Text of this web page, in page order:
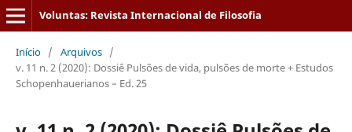
Voluntas: Revista Internacional de Filosofia
Início / Arquivos /
v. 11 n. 2 (2020): Dossiê Pulsões de vida, pulsões de morte + Estudos
Schopenhauerianos – Ed. 25